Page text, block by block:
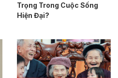
Trọng Trong Cuộc Sống
Hiện Đại?